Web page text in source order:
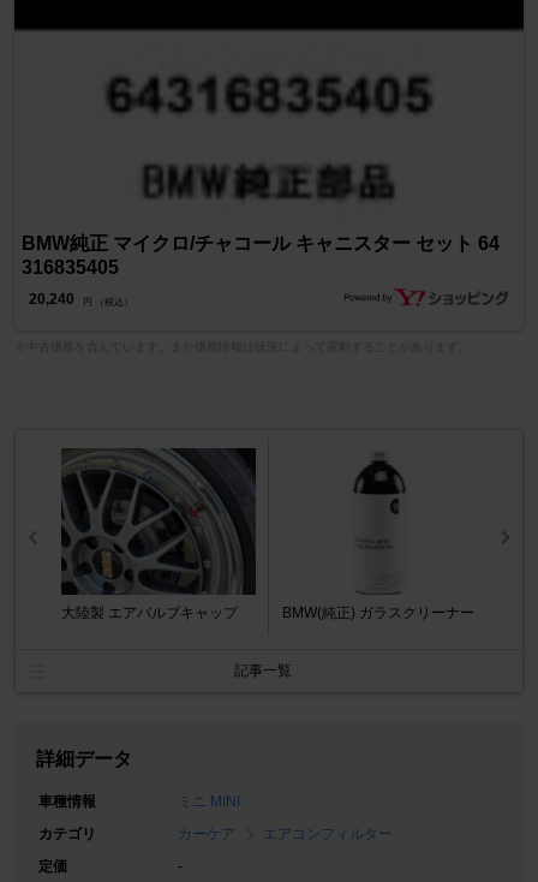
BMW純正 マイクロ/チャコール キャニスター セット 64
316835405
20,240 円 （税込）
大陸製 エアバルブキャップ BMW(純正) ガラスクリーナー
記事一覧
詳細データ
車種情報
ミニ MINI
カテゴリ
カーケア
エアコンフィルター
定価
-